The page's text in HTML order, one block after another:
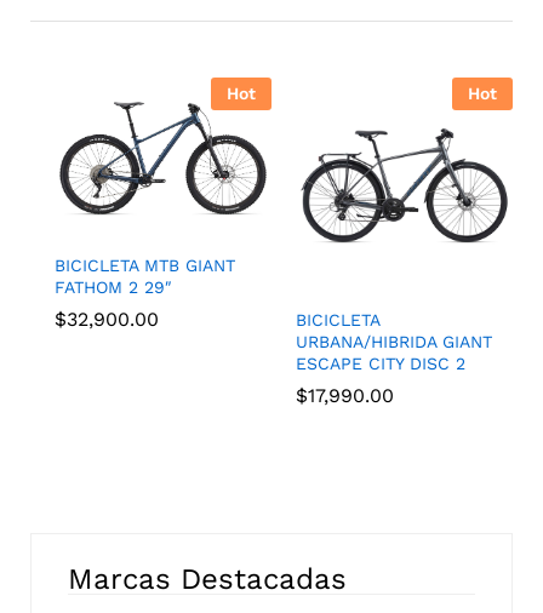
Hot
BICICLETA MTB GIANT
FATHOM 2 29″
$32,900.00
Hot
BICICLETA
URBANA/HIBRIDA GIANT
ESCAPE CITY DISC 2
$17,990.00
Marcas Destacadas